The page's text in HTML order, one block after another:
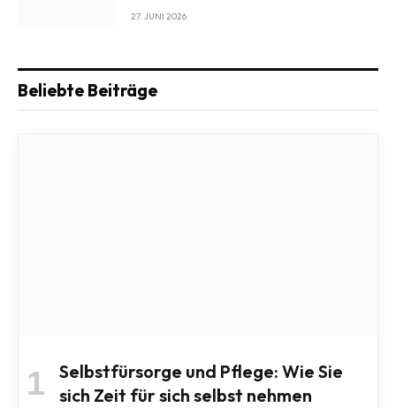
27. JUNI 2026
Beliebte Beiträge
Selbstfürsorge und Pflege: Wie Sie
sich Zeit für sich selbst nehmen